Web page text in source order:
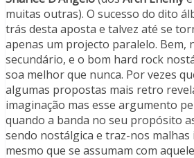
muitas outras). O sucesso do dito
trás desta aposta e talvez até se
apenas um projecto paralelo. Bem,
secundário, e o bom hard rock
soa melhor que nunca. Por vezes
algumas propostas mais retro
imaginação mas esse argumento
quando a banda no seu propósito
sendo nostálgica e traz-nos
mesmo que se assumam com